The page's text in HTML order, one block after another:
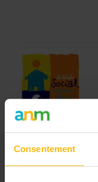
Consentement